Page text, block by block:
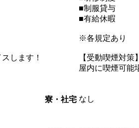
します！
■制服貸与
■有給休暇
※各規定あり
【受動喫煙対策】
屋内に喫煙可能
寮・社宅 なし